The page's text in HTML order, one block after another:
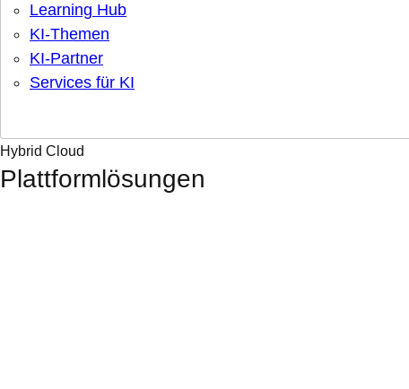
Learning Hub
KI-Themen
KI-Partner
Services für KI
Hybrid Cloud
Plattformlösungen